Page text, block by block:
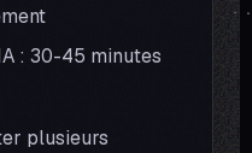
: 30-45 minutes
plusieurs